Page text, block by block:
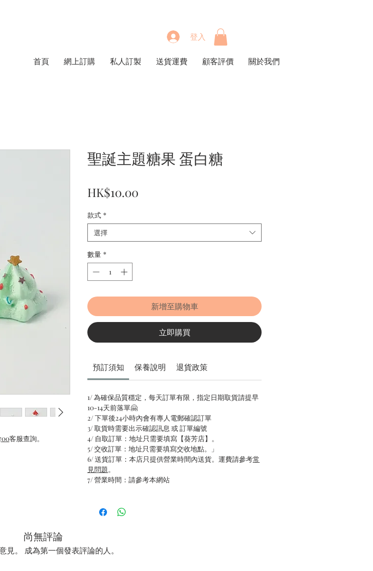
登入
首頁 網上訂購 私人訂製 送貨運費 顧客評價 關於我們
客服查詢。
聖誕主題糖果 蛋白糖
HK$10.00
款式 *
選擇
數量 *
新增至購物車
立即購買
預訂須知 保養說明 退貨政策
1/ 為確保品質穩定，每天訂單有限，指定日期取貨請提早
10-14天前落單🤗
2/ 下單後24小時內會有專人電郵確認訂單
3/ 取貨時需要出示確認訊息 或 訂單編號
4/ 自取訂單：地址只需要填寫【葵芳店】。
5/ 交收訂單：地址只需要填寫交收地點。」
6/ 送貨訂單：本店只提供營業時間內送貨。運費請參考常
見問題。
7/ 營業時間：請參考本網站
尚無評論
見。 成為第一個發表評論的人。